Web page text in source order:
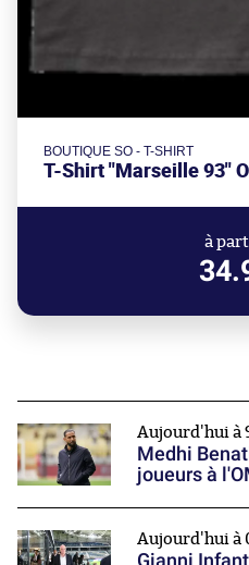
BOUTIQUE SO - T-SHIRT
T-Shirt "Marseille 93"
à
Aujourd'hui à
Medhi
joueurs à
Aujourd'hui à
Gianni